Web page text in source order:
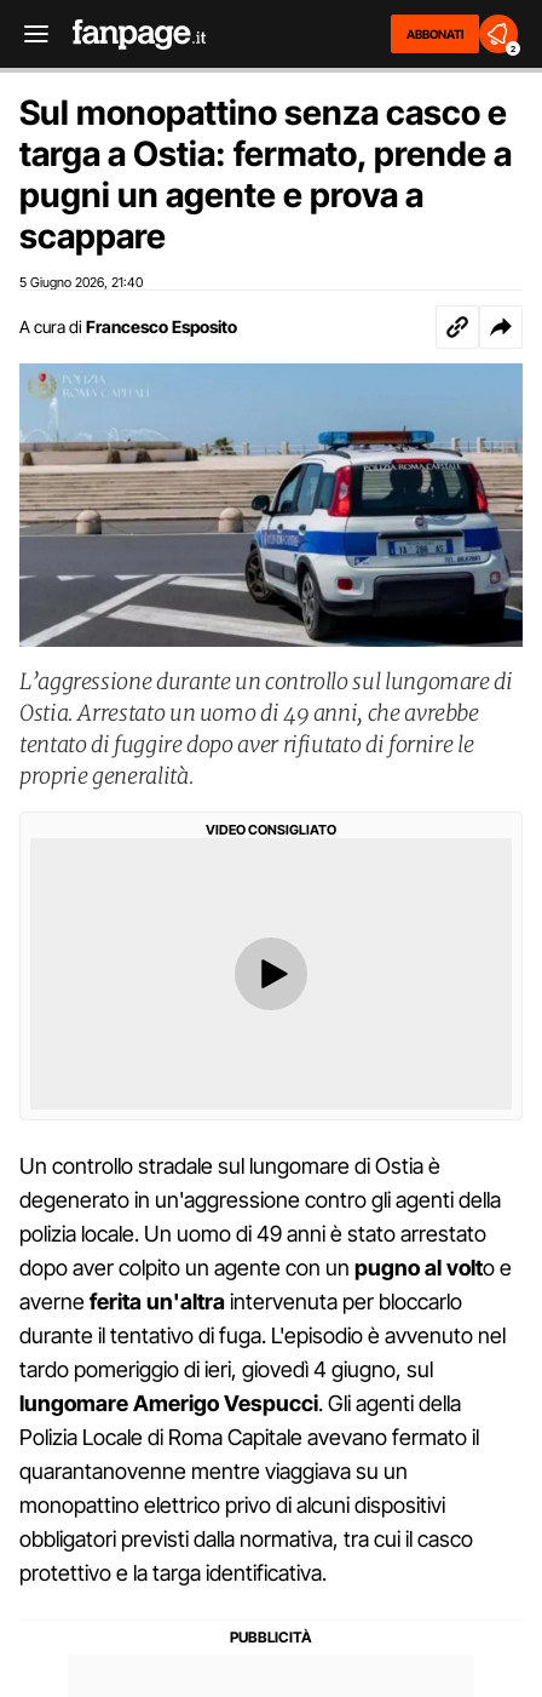
ABBONATI
2
Sul monopattino senza casco e
targa a Ostia: fermato, prende a
pugni un agente e prova a
scappare
5 Giugno 2026 21:40
A cura di Francesco Esposito
L’aggressione durante un controllo sul lungomare di
Ostia. Arrestato un uomo di 49 anni, che avrebbe
tentato di fuggire dopo aver rifiutato di fornire le
proprie generalità.
VIDEO CONSIGLIATO
Un controllo stradale sul lungomare di Ostia è
degenerato in un'aggressione contro gli agenti della
polizia locale. Un uomo di 49 anni è stato arrestato
dopo aver colpito un agente con un pugno al volto e
averneferita un'altraintervenuta per bloccarlo
durante il tentativo di fuga. L'episodio è avvenuto nel
tardo pomeriggio di ieri, giovedì 4 giugno, sul
lungomare Amerigo Vespucci. Gli agenti della
Polizia Locale di Roma Capitale avevano fermato il
quarantanovenne mentre viaggiava su un
monopattino elettrico privo di alcuni dispositivi
obbligatori previsti dalla normativa, tra cui il casco
protettivo e la targa identificativa.